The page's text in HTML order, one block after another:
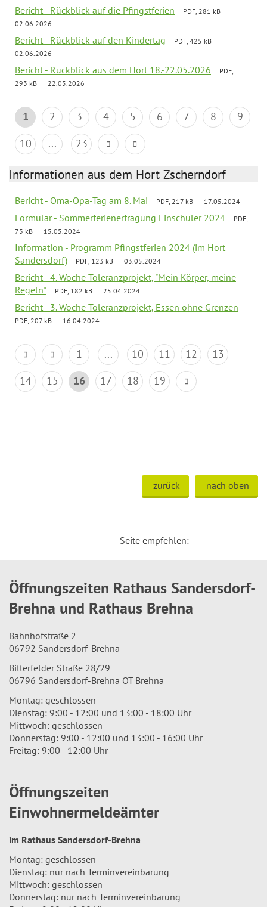
Bericht - Rückblick auf die Pfingstferien
PDF, 281 kB
02.06.2026
Bericht - Rückblick auf den Kindertag
PDF, 425 kB
02.06.2026
Bericht - Rückblick aus dem Hort 18.-22.05.2026
PDF,
293 kB
22.05.2026
1 2 3 4 5 6 7 8
9
10
... 23
Informationen aus dem Hort Zscherndorf
Bericht - Oma-Opa-Tag am 8. Mai PDF, 217 kB 17.05.2024
Formular - Sommerferienerfragung Einschüler 2024
PDF,
73 kB
15.05.2024
Information - Programm Pfingstferien 2024 (im Hort
Sandersdorf)
PDF, 123 kB 03.05.2024
Bericht - 4. Woche Toleranzprojekt, "Mein Körper, meine
Regeln"
PDF, 182 kB 25.04.2024
Bericht - 3. Woche Toleranzprojekt, Essen ohne Grenzen
PDF, 207 kB 16.04.2024
1 ... 10 11 12
13
14
15 16 17 18 19
zurück nach oben
Seite empfehlen:
Öffnungszeiten Rathaus Sandersdorf-
Brehna und Rathaus Brehna
Bahnhofstraße 2
06792 Sandersdorf-Brehna
Bitterfelder Straße 28/29
06796 Sandersdorf-Brehna OT Brehna
Montag: geschlossen
Dienstag: 9:00 - 12:00 und 13:00 - 18:00 Uhr
Mittwoch: geschlossen
Donnerstag: 9:00 - 12:00 und 13:00 - 16:00 Uhr
Freitag: 9:00 - 12:00 Uhr
Öffnungszeiten
Einwohnermeldeämter
im Rathaus Sandersdorf-Brehna
Montag: geschlossen
Dienstag: nur nach Terminvereinbarung
Mittwoch: geschlossen
Donnerstag: nur nach Terminvereinbarung